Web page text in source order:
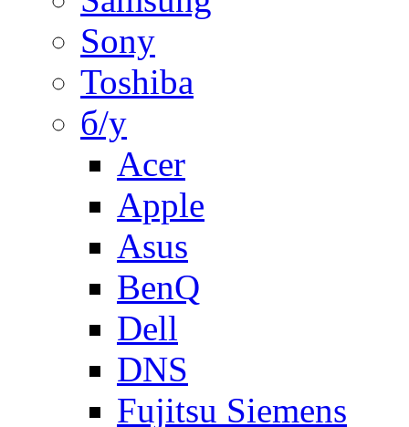
Sony
Toshiba
б/у
Acer
Apple
Asus
BenQ
Dell
DNS
Fujitsu Siemens